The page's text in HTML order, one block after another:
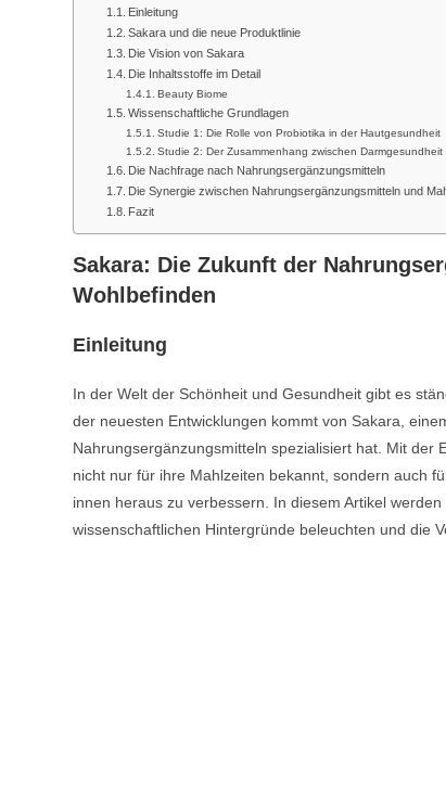
Einleitung
Sakara und die neue Produktlinie
Die Vision von Sakara
Die Inhaltsstoffe im Detail
Beauty Biome
Wissenschaftliche Grundlagen
Studie 1: Die Rolle von Probiotika in der Hautgesundheit
Studie 2: Der Zusammenhang zwischen
Die Nachfrage nach Nahrungsergänzungsmitteln
Die Synergie zwischen Nahrungsergänzungsmitteln und
Fazit
Sakara: Die Zukunft der
Wohlbefinden
Einleitung
In der Welt der Schönheit und Gesundheit gibt es
der neuesten Entwicklungen kommt von Sakara,
Nahrungsergänzungsmitteln spezialisiert hat. Mit der
nicht nur für ihre Mahlzeiten bekannt, sondern auch
innen heraus zu verbessern. In diesem Artikel
wissenschaftlichen Hintergründe beleuchten und die